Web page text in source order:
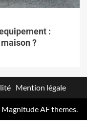
:
?
Mention légale
MagnitudeAF themes.